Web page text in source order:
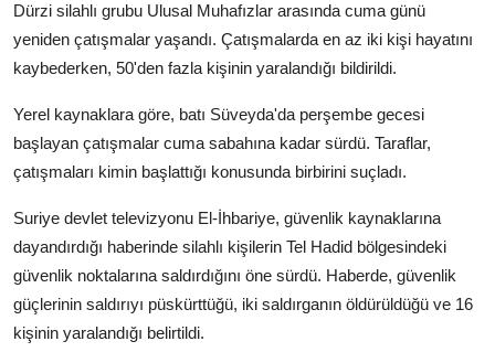
Dürzi silahlı grubu Ulusal Muhafızlar arasında cuma günü
yeniden çatışmalar yaşandı. Çatışmalarda en az iki kişi hayatını
kaybederken, 50'den fazla kişinin yaralandığı bildirildi.
Yerel kaynaklara göre, batı Süveyda'da perşembe gecesi
başlayan çatışmalar cuma sabahına kadar sürdü. Taraflar,
çatışmaları kimin başlattığı konusunda birbirini suçladı.
Suriye devlet televizyonu El-İhbariye, güvenlik kaynaklarına
dayandırdığı haberinde silahlı kişilerin Tel Hadid bölgesindeki
güvenlik noktalarına saldırdığını öne sürdü. Haberde, güvenlik
güçlerinin saldırıyı püskürttüğü, iki saldırganın öldürüldüğü ve 16
kişinin yaralandığı belirtildi.